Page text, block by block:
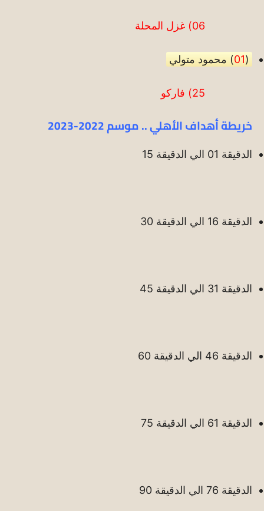
06) غزل المحلة
(
01) محمود متولي
25) فاركو
خريطة أهداف الأهلي .. موسم 2022-2023
الدقيقة 01 الي الدقيقة 15
الدقيقة 16 الي الدقيقة 30
الدقيقة 31 الي الدقيقة 45
الدقيقة 46 الي الدقيقة 60
الدقيقة 61 الي الدقيقة 75
الدقيقة 76 الي الدقيقة 90